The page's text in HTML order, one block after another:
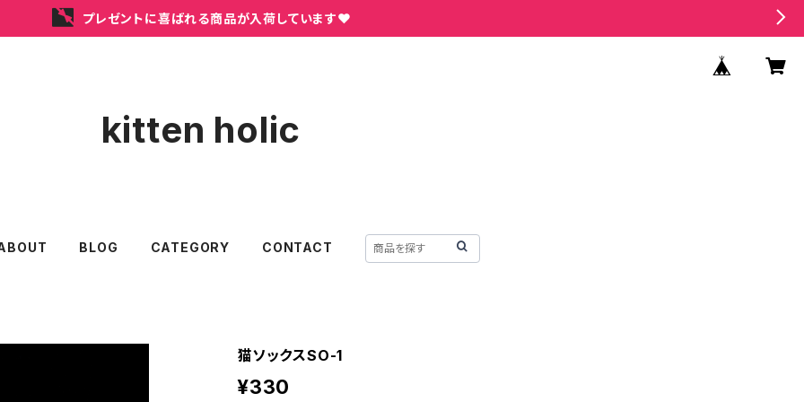
プレゼントに喜ばれる商品が入荷しています❤
kitten holic
BLOG CATEGORY CONTACT
猫ソックスSO-1
¥330